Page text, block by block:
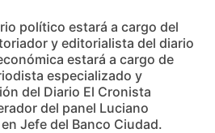
político estará a cargo del
y editorialista del diario
estará a cargo de
especializado y
del Diario El Cronista
del panel Luciano
Jefe del Banco Ciudad.